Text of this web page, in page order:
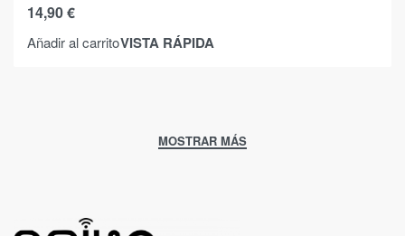
14,90€
Añadir al carritoVISTA RÁPIDA